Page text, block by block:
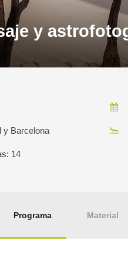
y
y Barcelona
14
Programa Material